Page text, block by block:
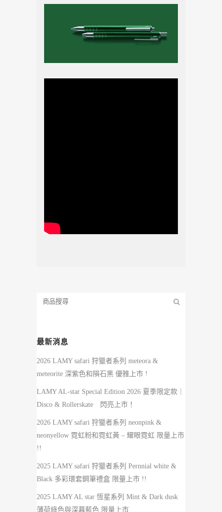
最新消息
2026 LAMY safari 狩獵者系列 meteora &
meteorite 深紫色和隕石黑 優雅上市 !
LAMY AL-star Special Edition 2026 夏季限定款｜
Disco & Rollerskate 閃亮上市！
2026 LAMY safari 狩獵者系列 neonpink &
neonyellow 霓虹粉和霓虹黃 – 耀眼霓虹 限量上市
!!
2025 LAMY safari 狩獵者系列 Pernnial white &
Black 多彩環套鋼筆禮盒 限量上市 !!
2025 LAMY AL star 恆星系列 Mint & Dark dusk
薄荷綠色與深暮藍色 限量上市